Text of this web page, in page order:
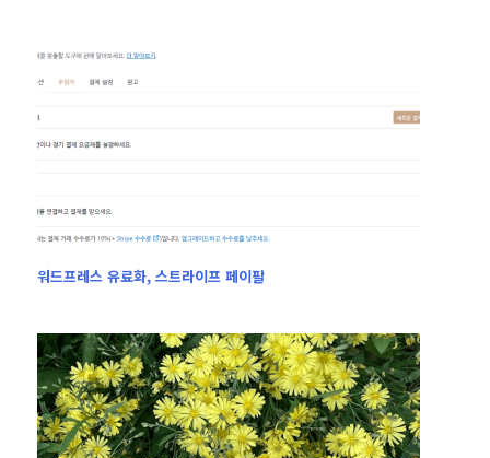
워드프레스 유료화, 스트라이프 페이팔